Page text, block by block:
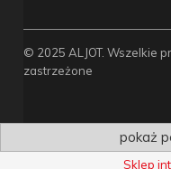
© 2025 ALJOT. Wszelkie
zastrzeżone
pokaż
Sklep